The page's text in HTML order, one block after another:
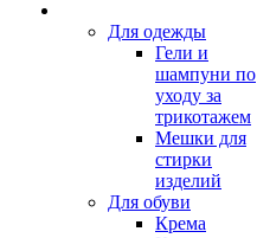
Для одежды
Гели и
шампуни по
уходу за
трикотажем
Мешки для
стирки
изделий
Для обуви
Крема